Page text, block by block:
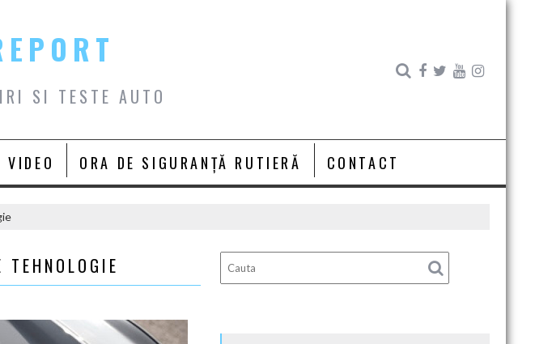
SI TESTE AUTO
VIDEO ORA DE SIGURANȚĂ RUTIERĂ CONTACT